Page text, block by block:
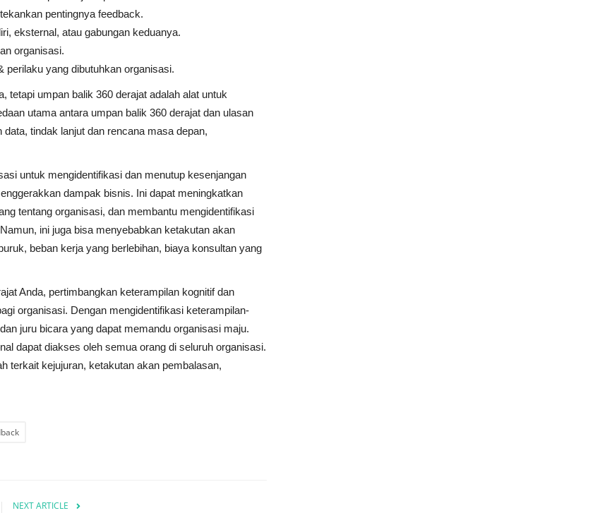
pentingnya feedback.
eksternal, atau gabungan keduanya.
organisasi.
perilaku yang dibutuhkan organisasi.
tetapi umpan balik 360 derajat adalah alat untuk
utama antara umpan balik 360 derajat dan ulasan
tindak lanjut dan rencana masa depan,
untuk mengidentifikasi dan menutup kesenjangan
dampak bisnis. Ini dapat meningkatkan
tentang organisasi, dan membantu mengidentifikasi
ini juga bisa menyebabkan ketakutan akan
beban kerja yang berlebihan, biaya konsultan yang
Anda, pertimbangkan keterampilan kognitif dan
organisasi. Dengan mengidentifikasi keterampilan-
juru bicara yang dapat memandu organisasi maju.
dapat diakses oleh semua orang di seluruh organisasi.
terkait kejujuran, ketakutan akan pembalasan,
NEXT ARTICLE